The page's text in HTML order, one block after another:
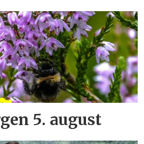
5. august